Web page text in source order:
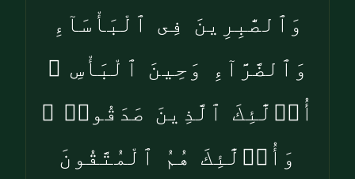
وَٱلصَّٰبِرِينَ فِى ٱلْبَأْسَآءِ
وَٱلضَّرَّآءِ وَحِينَ ٱلْبَأْسِ ۗ
أُو۟لَٰٓئِكَ ٱلَّذِينَ صَدَقُوا۟ ۖ
وَأُو۟لَٰٓئِكَ هُمُ ٱلْمُتَّقُونَ